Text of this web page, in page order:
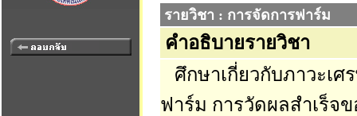
รายวิชา : การจัดการฟาร์ม
คำอธิบายรายวิชา
ศึกษาเกี่ยวกับภาวะเศ
ฟาร์ม การวัดผลสำเร็